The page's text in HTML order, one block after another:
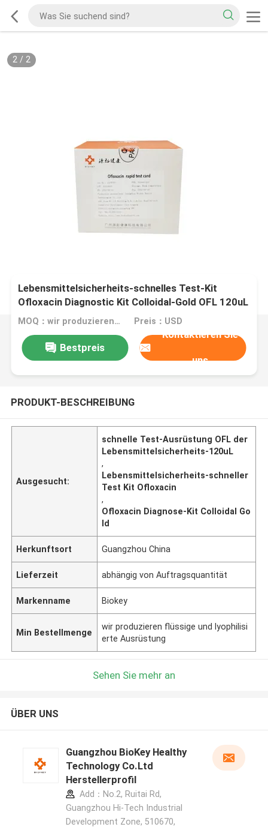
2/ 2
Lebensmittelsicherheits-schnelles Test-Kit
Ofloxacin Diagnostic Kit Colloidal-Gold OFL 120uL
MOQ：wir produzieren flüssige und lyophilisierte Ausrüstung Preis：USD
Bestpreis
Kontaktieren Sie
uns
PRODUKT-BESCHREIBUNG
Ausgesucht:
schnelle Test-Ausrüstung OFL der
Lebensmittelsicherheits-120uL
,
Lebensmittelsicherheits-schneller
Test Kit Ofloxacin
,
Ofloxacin Diagnose-Kit Colloidal Go
ld
Herkunftsort Guangzhou China
Lieferzeit abhängig von Auftragsquantität
Markenname Biokey
Min Bestellmenge
wir produzieren flüssige und lyophilisi
erte Ausrüstung
Sehen Sie mehr an
ÜBER UNS
Guangzhou BioKey Healthy
Technology Co.Ltd
Herstellerprofil
Add：No.2, Ruitai Rd,
Guangzhou Hi-Tech Industrial
Development Zone, 510670,